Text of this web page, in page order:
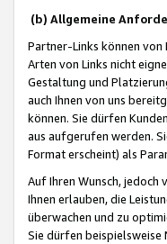
(b) Allgemeine
Partner-Links können
Arten von Links nicht
Gestaltung und
auch Ihnen von uns
können. Sie dürfen
aus aufgerufen werden.
Format erscheint) als
Auf Ihren Wunsch,
Ihnen erlauben, die
überwachen und zu
Sie dürfen beispielsweise